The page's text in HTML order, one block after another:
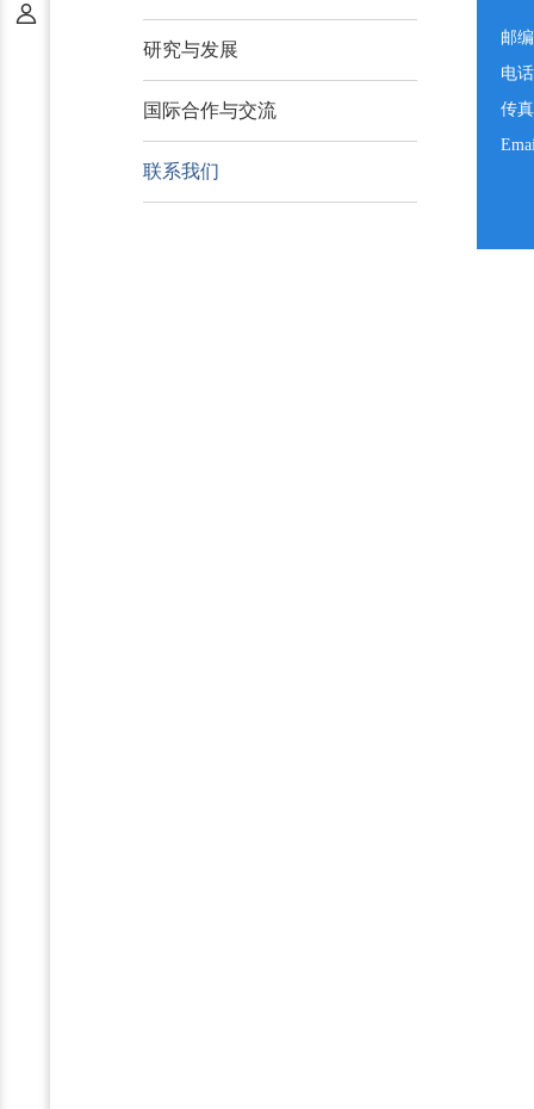
研究与发展
国际合作与交流
联系我们
邮
电
传